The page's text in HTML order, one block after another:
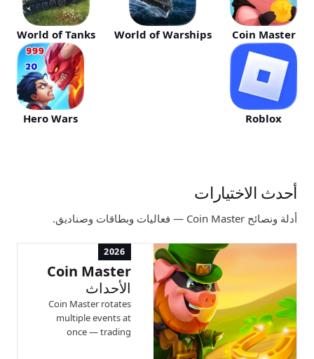
Coin Master
World of Warships
World of Tanks
Roblox
Hero Wars
أحدث الاختيارات
أدلة ونصائح Coin Master — فعاليات وبطاقات وصناديق.
2026
Coin Master
الأحداث
Coin Master rotates
multiple events at
once — trading